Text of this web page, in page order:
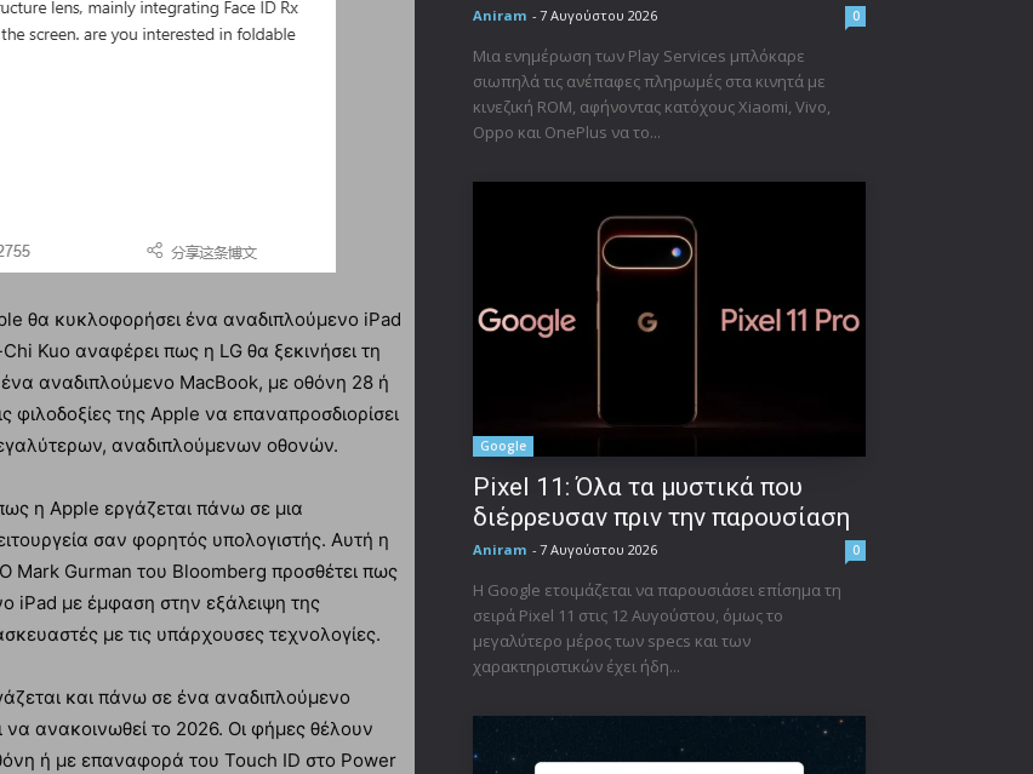
θα κυκλοφορήσει ένα αναδιπλούμενο iPad
Kuo αναφέρει πως η LG θα ξεκινήσει τη
αναδιπλούμενο MacBook, με οθόνη 28 ή
φιλοδοξίες της Apple να επαναπροσδιορίσει
αναδιπλούμενων οθονών.
η Apple εργάζεται πάνω σε μια
σαν φορητός υπολογιστής. Αυτή η
Mark Gurman του Bloomberg προσθέτει πως
iPad με έμφαση στην εξάλειψη της
με τις υπάρχουσες τεχνολογίες.
και πάνω σε ένα αναδιπλούμενο
ανακοινωθεί το 2026. Οι φήμες θέλουν
ή με επαναφορά του Touch ID στο Power
Aniram - 7 Αυγούστου 2026 0
Μια ενημέρωση των Play Services μπλόκαρε
σιωπηλά τις ανέπαφες πληρωμές στα κινητά με
κινεζική ROM, αφήνοντας κατόχους Xiaomi, Vivo,
Oppo και OnePlus να το...
Google
Pixel 11: Όλα τα μυστικά που
διέρρευσαν πριν την παρουσίαση
Aniram - 7 Αυγούστου 2026 0
Η Google ετοιμάζεται να παρουσιάσει επίσημα τη
σειρά Pixel 11 στις 12 Αυγούστου, όμως το
μεγαλύτερο μέρος των specs και των
χαρακτηριστικών έχει ήδη...